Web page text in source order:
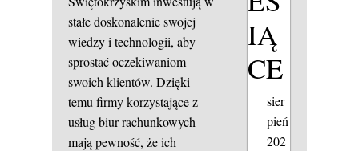
stałe doskonalenie swojej
wiedzy i technologii, aby
sprostać oczekiwaniom
swoich klientów. Dzięki
temu firmy korzystające z
usług biur rachunkowych
mają pewność, że ich
IĄ
CE
sier
pień
202